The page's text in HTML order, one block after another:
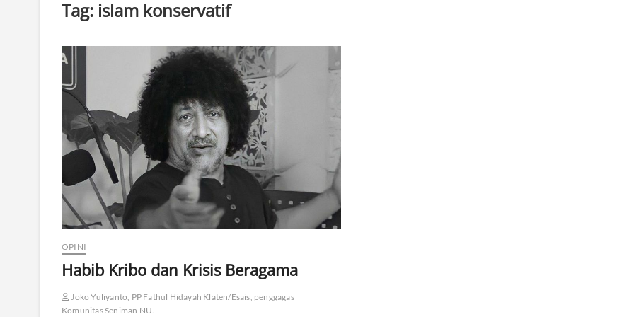
Tag: islam konservatif
OPINI
Habib Kribo dan Krisis Beragama
Joko Yuliyanto, PP Fathul Hidayah Klaten/Esais, penggagas
Komunitas Seniman NU.